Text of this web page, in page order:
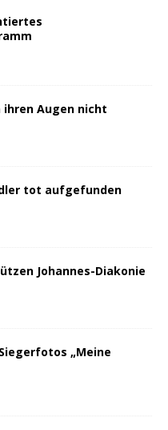
Augen nicht
tot aufgefunden
Johannes-Diakonie
„Meine